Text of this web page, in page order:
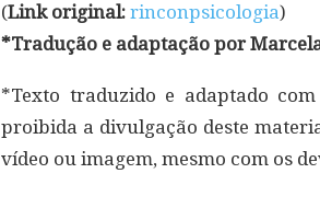
(Link original: rinconpsicologia)
*Tradução e adaptação por
*Texto traduzido e adaptado
proibida a divulgação deste
vídeo ou imagem, mesmo com os